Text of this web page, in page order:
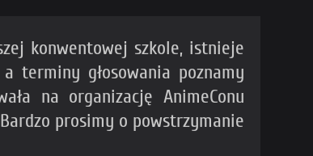
konwentowej szkole, istnieje
terminy głosowania poznamy
na organizację AnimeConu
prosimy o powstrzymanie